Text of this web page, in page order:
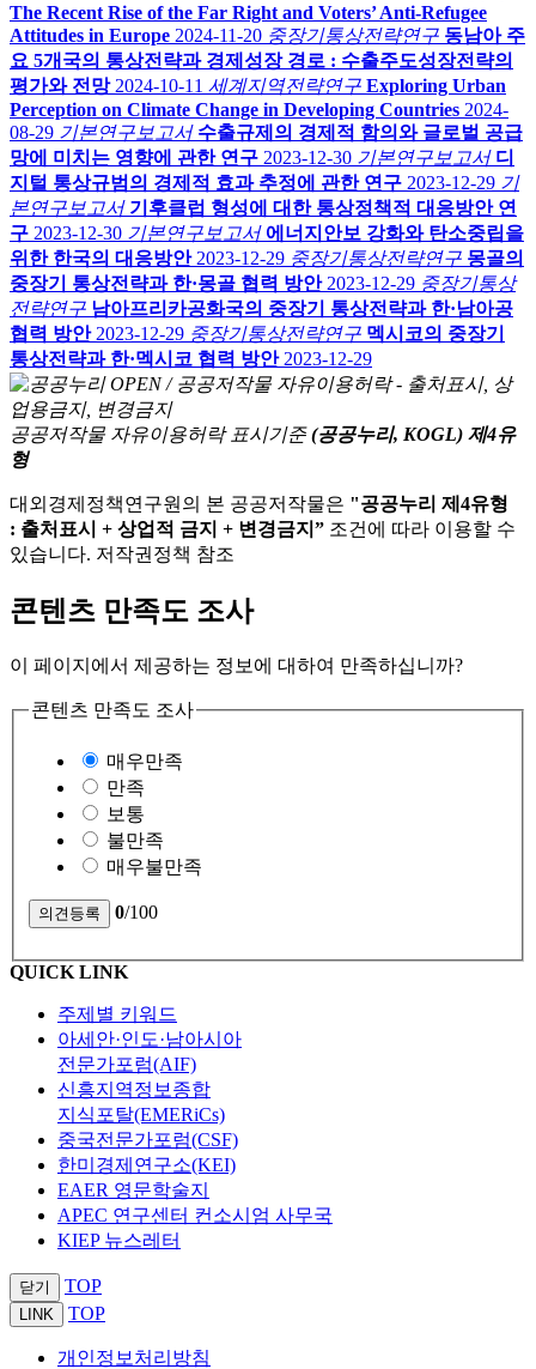
The Recent Rise of the Far Right and Voters’ Anti-Refugee
Attitudes in Europe 2024-11-20 중장기통상전략연구 동남아 주
요 5개국의 통상전략과 경제성장 경로 : 수출주도성장전략의
평가와 전망 2024-10-11 세계지역전략연구 Exploring Urban
Perception on Climate Change in Developing Countries 2024-
08-29 기본연구보고서 수출규제의 경제적 함의와 글로벌 공급
망에 미치는 영향에 관한 연구 2023-12-30 기본연구보고서 디
지털 통상규범의 경제적 효과 추정에 관한 연구 2023-12-29 기
본연구보고서 기후클럽 형성에 대한 통상정책적 대응방안 연
구 2023-12-30 기본연구보고서 에너지안보 강화와 탄소중립을
위한 한국의 대응방안 2023-12-29 중장기통상전략연구 몽골의
중장기 통상전략과 한·몽골 협력 방안 2023-12-29 중장기통상
전략연구 남아프리카공화국의 중장기 통상전략과 한·남아공
협력 방안 2023-12-29 중장기통상전략연구 멕시코의 중장기
통상전략과 한·멕시코 협력 방안 2023-12-29
공공저작물 자유이용허락 표시기준 (공공누리, KOGL) 제4유
형
대외경제정책연구원의 본 공공저작물은 "공공누리 제4유형
: 출처표시 + 상업적 금지 + 변경금지” 조건에 따라 이용할 수
있습니다. 저작권정책 참조
콘텐츠 만족도 조사
이 페이지에서 제공하는 정보에 대하여 만족하십니까?
콘텐츠 만족도 조사
매우만족
만족
보통
불만족
매우불만족
0/100
QUICK LINK
주제별 키워드
아세안·인도·남아시아
전문가포럼(AIF)
신흥지역정보종합
지식포탈(EMERiCs)
중국전문가포럼(CSF)
한미경제연구소(KEI)
EAER 영문학술지
APEC 연구센터 컨소시엄 사무국
KIEP 뉴스레터
닫기 TOP
LINK TOP
개인정보처리방침